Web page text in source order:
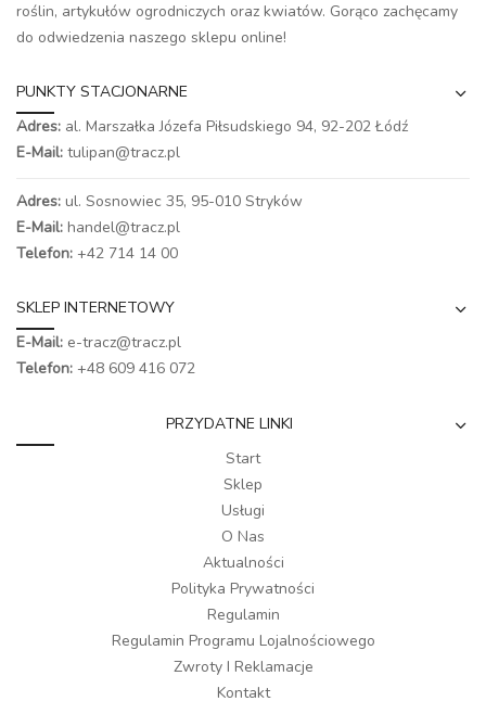
roślin, artykułów ogrodniczych oraz kwiatów. Gorąco zachęcamy
do odwiedzenia naszego sklepu online!
PUNKTY STACJONARNE
Adres: al. Marszałka Józefa Piłsudskiego 94, 92-202 Łódź
E-Mail: tulipan@tracz.pl
Adres: ul. Sosnowiec 35, 95-010 Stryków
E-Mail: handel@tracz.pl
Telefon: +42 714 14 00
SKLEP INTERNETOWY
E-Mail: e-tracz@tracz.pl
Telefon: +48 609 416 072
PRZYDATNE LINKI
Start
Sklep
Usługi
O Nas
Aktualności
Polityka Prywatności
Regulamin
Regulamin Programu Lojalnościowego
Zwroty I Reklamacje
Kontakt